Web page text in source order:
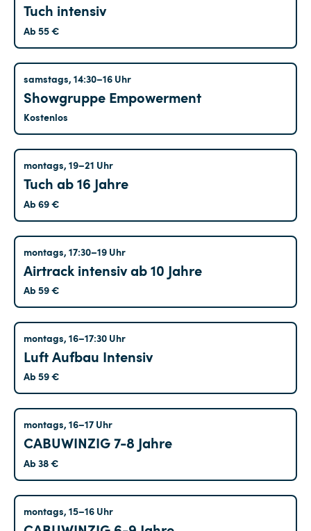
Theater(1)
Veranstaltungen
Workshops(29)
Circus Akademie Berlin
Zirkusferien
(29)
Alterspanne
2
Minimales
Alter
/
Maximales
Alter
Datum
Startdatum
Tuch intensiv
Ab 55 €
samstags, 14:30–16 Uhr
Showgruppe Empowerment
Kostenlos
montags, 19–21 Uhr
Tuch ab 16 Jahre
Ab 69 €
montags, 17:30–19 Uhr
Airtrack intensiv ab 10 Jahre
Ab 59 €
montags, 16–17:30 Uhr
Luft Aufbau Intensiv
Ab 59 €
montags, 16–17 Uhr
CABUWINZIG 7-8 Jahre
Ab 38 €
montags, 15–16 Uhr